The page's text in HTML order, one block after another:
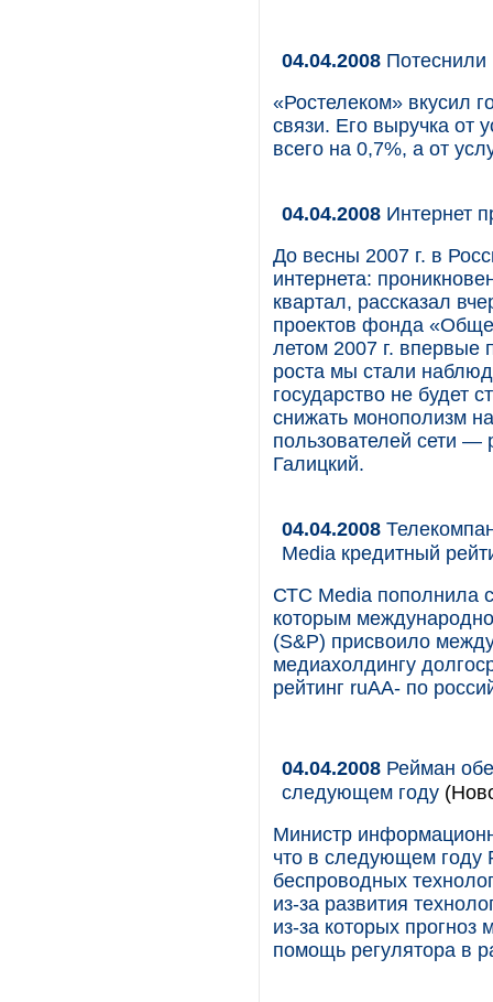
04.04.2008 Потеснили
«Ростелеком» вкусил
связи. Его выручка от
всего на 0,7%, а от
04.04.2008 Интернет
До весны 2007 г. в
интернета:
квартал, рассказал
проектов фонда
летом 2007 г.
роста мы стали
государство не будет
снижать монополизм
пользователей сети —
Галицкий.
04.04.2008
Media кредитный
СТС Media пополнила
которым
(S&P) присвоило
медиахолдингу
рейтинг ruAA- по
04.04.2008 Рейман
следующем году
Министр
что в следующем году
беспроводных
из-за развития
из-за которых
помощь регулятора в